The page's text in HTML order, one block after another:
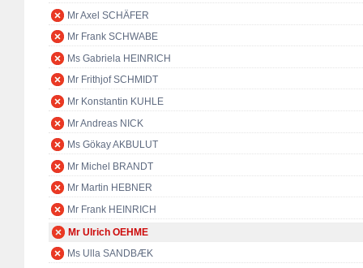
Mr Axel SCHÄFER
Mr Frank SCHWABE
Ms Gabriela HEINRICH
Mr Frithjof SCHMIDT
Mr Konstantin KUHLE
Mr Andreas NICK
Ms Gökay AKBULUT
Mr Michel BRANDT
Mr Martin HEBNER
Mr Frank HEINRICH
Mr Ulrich OEHME
Ms Ulla SANDBÆK